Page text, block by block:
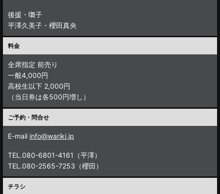
後援・囃子
平澤久美子・櫻田真央
料金
全席指定 前売り
一般4,000円
高校生以下 2,000円
（当日券は各500円増し）
ご予約・問合せ
E-mail info@wariki.jp
TEL.080-6801-4161（平澤）
TEL.080-2565-7253（櫻田）
チラシ